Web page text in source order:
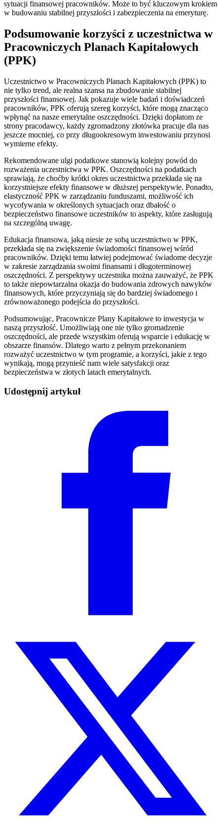
sytuacji finansowej pracowników. Może to być kluczowym krokiem
w budowaniu stabilnej przyszłości i zabezpieczenia na emeryturę.
Podsumowanie korzyści z uczestnictwa w
Pracowniczych Planach Kapitałowych
(PPK)
Uczestnictwo w Pracowniczych Planach Kapitałowych (PPK) to
nie tylko trend, ale realna szansa na zbudowanie stabilnej
przyszłości finansowej. Jak pokazuje wiele badań i doświadczeń
pracowników, PPK oferują szereg korzyści, które mogą znacząco
wpłynąć na nasze emerytalne oszczędności. Dzięki dopłatom ze
strony pracodawcy, każdy zgromadzony złotówka pracuje dla nas
jeszcze mocniej, co przy długookresowym inwestowaniu przynosi
wymierne efekty.
Rekomendowane ulgi podatkowe stanowią kolejny powód do
rozważenia uczestnictwa w PPK. Oszczędności na podatkach
sprawiają, że choćby krótki okres uczestnictwa przekłada się na
korzystniejsze efekty finansowe w dłuższej perspektywie. Ponadto,
elastyczność PPK w zarządzaniu funduszami, możliwość ich
wycofywania w określonych sytuacjach oraz dbałość o
bezpieczeństwo finansowe uczestników to aspekty, które zasługują
na szczególną uwagę.
Edukacja finansowa, jaką niesie ze sobą uczestnictwo w PPK,
przekłada się na zwiększenie świadomości finansowej wśród
pracowników. Dzięki temu łatwiej podejmować świadome decyzje
w zakresie zarządzania swoimi finansami i długoterminowej
oszczędności. Z perspektywy uczestnika można zauważyć, że PPK
to także niepowtarzalna okazja do budowania zdrowych nawyków
finansowych, które przyczyniają się do bardziej świadomego i
zrównoważonego podejścia do przyszłości.
Podsumowując, Pracownicze Plany Kapitałowe to inwestycja w
naszą przyszłość. Umożliwiają one nie tylko gromadzenie
oszczędności, ale przede wszystkim oferują wsparcie i edukację w
obszarze finansów. Dlatego warto z pełnym przekonaniem
rozważyć uczestnictwo w tym programie, a korzyści, jakie z tego
wynikają, mogą przynieść nam wiele satysfakcji oraz
bezpieczeństwa w złotych latach emerytalnych.
Udostępnij artykuł